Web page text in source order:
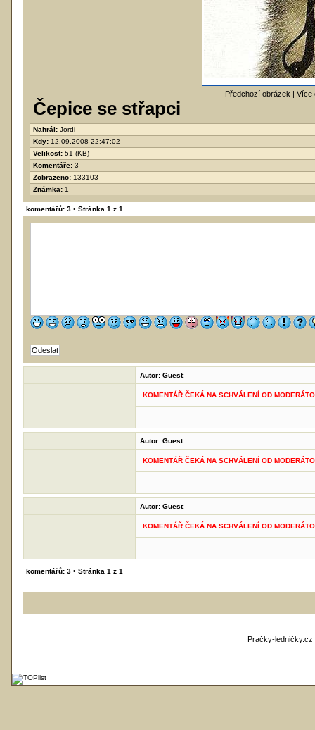
Předchozí obrázek | Více
Čepice se střapci
Nahrál: Jordi
Kdy: 12.09.2008 22:47:02
Velikost: 51 (KB)
Komentáře: 3
Zobrazeno: 133103
Známka: 1
komentářů: 3 • Stránka 1 z 1
Autor: Guest
KOMENTÁŘ ČEKÁ NA SCHVÁLENÍ OD
Autor: Guest
KOMENTÁŘ ČEKÁ NA SCHVÁLENÍ OD
Autor: Guest
KOMENTÁŘ ČEKÁ NA SCHVÁLENÍ OD
komentářů: 3 • Stránka 1 z 1
Pračky-ledničky.cz